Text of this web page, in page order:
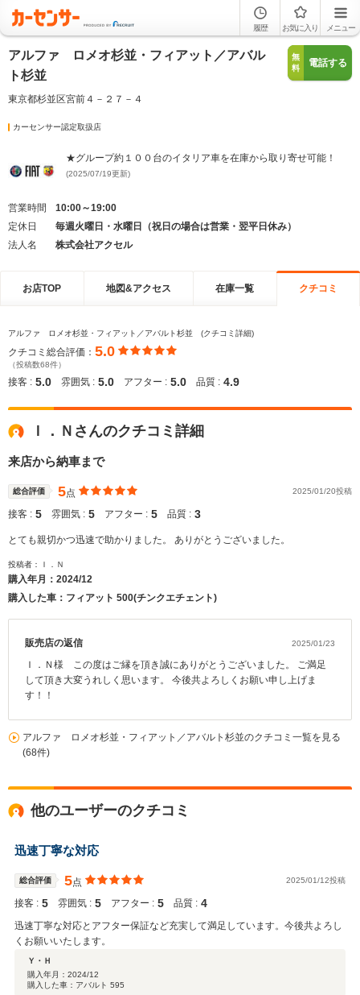
履歴 お気に入り メニュー
アルファ ロメオ杉並・フィアット／アバル
ト杉並
東京都杉並区宮前４－２７－４
無
料
電話する
カーセンサー認定取扱店
★グループ約１００台のイタリア車を在庫から取り寄せ可能！
(2025/07/19更新)
営業時間
10:00～19:00
定休日
毎週火曜日・水曜日（祝日の場合は営業・翌平日休み）
法人名
株式会社アクセル
お店TOP 地図&アクセス 在庫一覧 クチコミ
アルファ ロメオ杉並・フィアット／アバルト杉並 (クチコミ詳細)
クチコミ総合評価： 5.0
（投稿数68件）
接客 : 5.0 雰囲気 : 5.0 アフター : 5.0 品質 : 4.9
Ｉ．Ｎさんのクチコミ詳細
来店から納車まで
総合評価 5点 2025/01/20投稿
接客 : 5 雰囲気 : 5 アフター : 5 品質 : 3
とても親切かつ迅速で助かりました。 ありがとうございました。
投稿者：Ｉ．Ｎ
購入年月： 2024/12
購入した車：フィアット 500(チンクエチェント)
販売店の返信 2025/01/23
Ｉ．Ｎ様 この度はご縁を頂き誠にありがとうございました。 ご満足
して頂き大変うれしく思います。 今後共よろしくお願い申し上げま
す！！
アルファ ロメオ杉並・フィアット／アバルト杉並のクチコミ一覧を見る
(68件)
他のユーザーのクチコミ
迅速丁寧な対応
総合評価 5点 2025/01/12投稿
接客 : 5 雰囲気 : 5 アフター : 5 品質 : 4
迅速丁寧な対応とアフター保証など充実して満足しています。今後共よろし
くお願いいたします。
Ｙ・Ｈ
購入年月： 2024/12
購入した車：アバルト 595